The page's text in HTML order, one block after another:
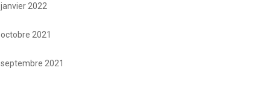
janvier 2022
octobre 2021
septembre 2021